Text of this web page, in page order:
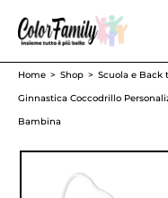
Home Shop Scuola e Back
Ginnastica Coccodrillo
Bambina